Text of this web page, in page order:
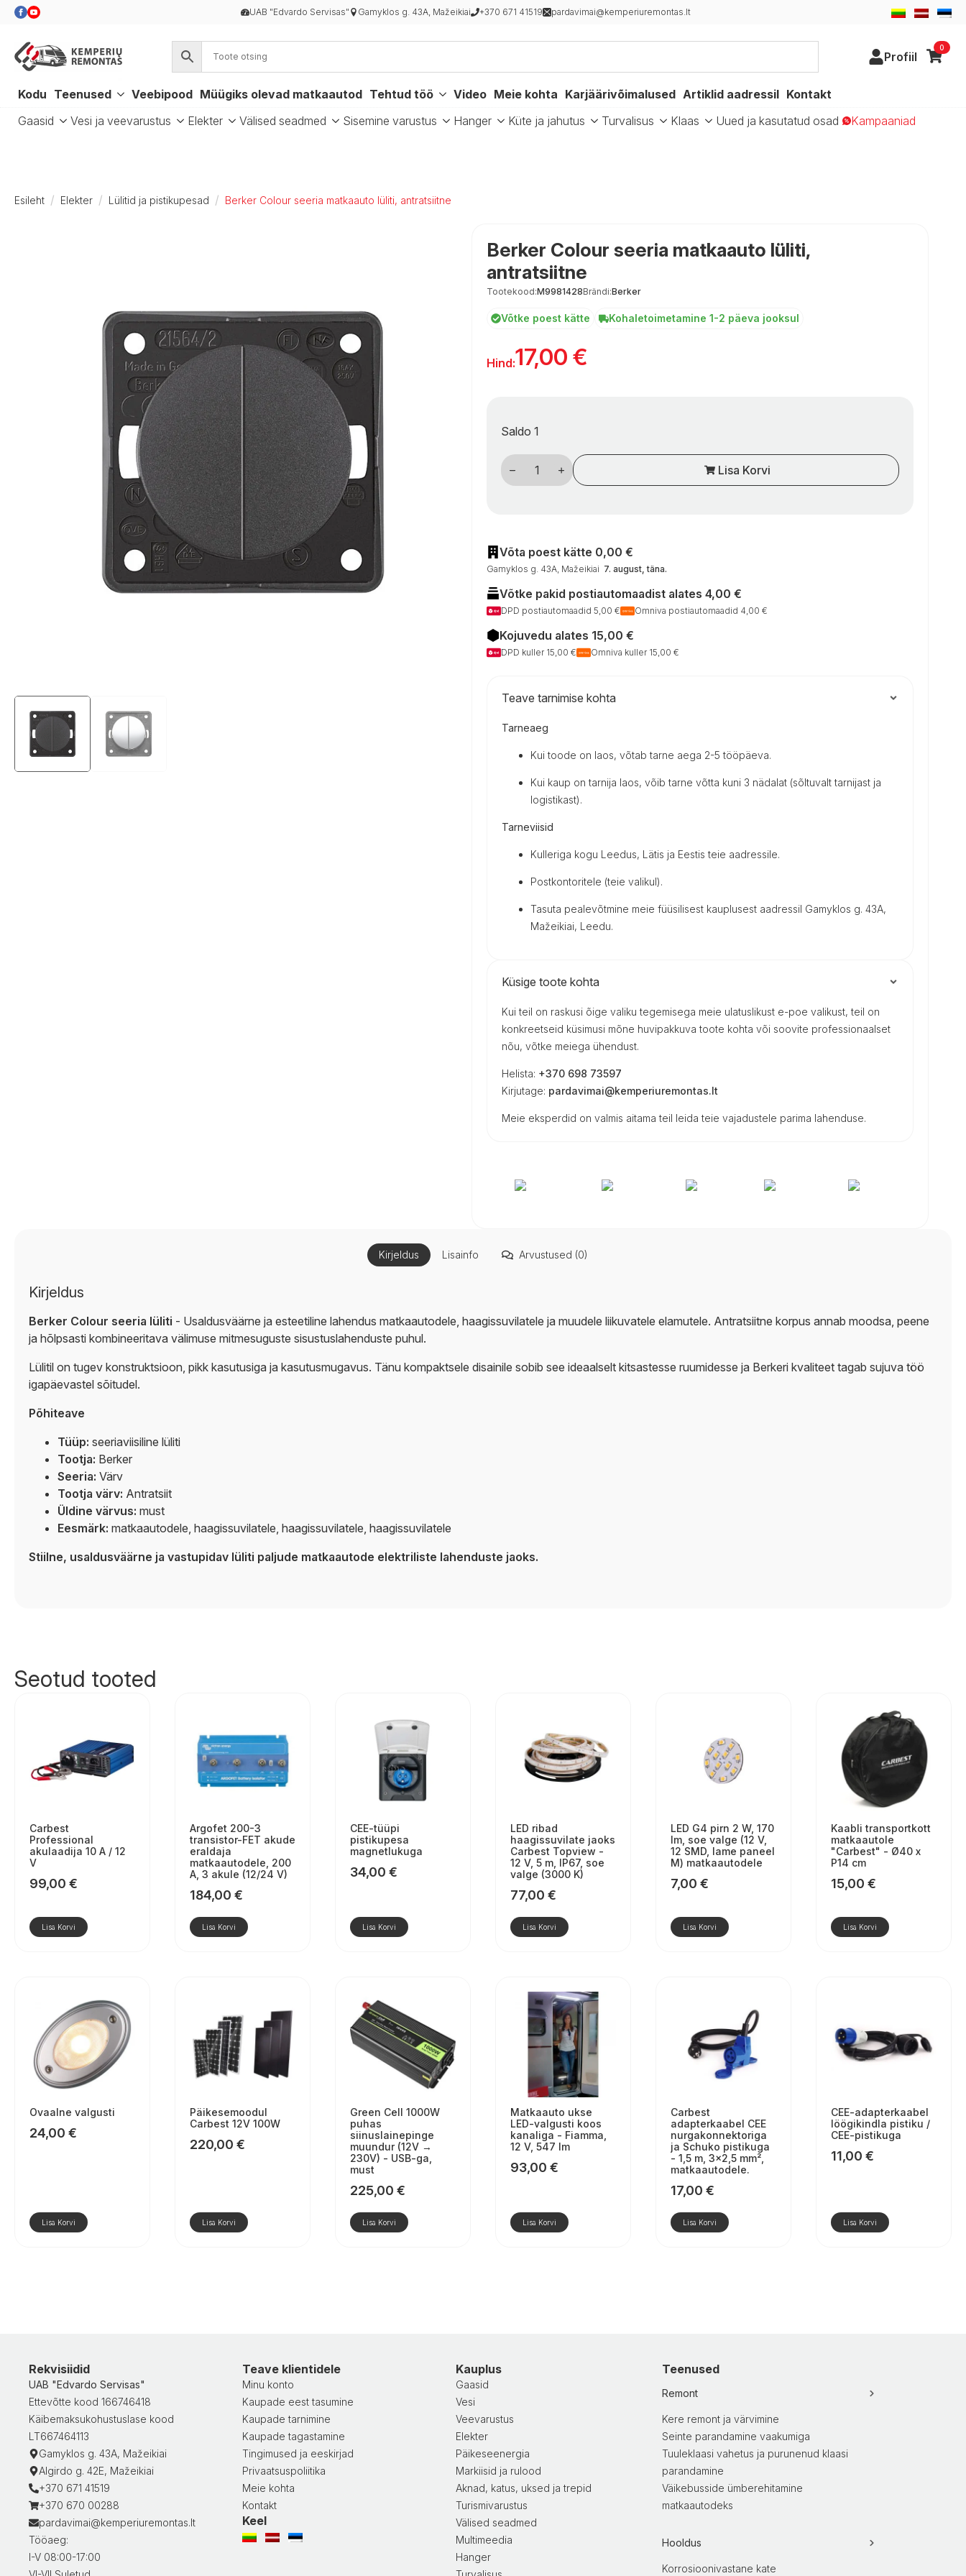
UAB "Edvardo Servisas" Gamyklos g. 43A, Mažeikiai +370 671 41519 pardavimai@kemperiuremontas.lt
Profiil
0
Kodu Teenused Veebipood Müügiks olevad matkaautod Tehtud töö Video Meie kohta Karjäärivõimalused Artiklid aadressil Kontakt
Gaasid
Vesi ja veevarustus Elekter Välised seadmed Sisemine varustus Hanger Küte ja jahutus Turvalisus Klaas Uued ja kasutatud osad Kampaaniad
Esileht Elekter Lülitid ja pistikupesad Berker Colour seeria matkaauto lüliti, antratsiitne
Berker Colour seeria matkaauto lüliti,
antratsiitne
Tootekood:M9981428Brändi:Berker
Võtke poest kätte Kohaletoimetamine 1-2 päeva jooksul
Hind:17,00 €
Saldo 1
Berker
Colour
serijos
Lisa Korvi
Võta poest kätte 0,00 €
Gamyklos g. 43A, Mažeikiai 7. august, täna.
Võtke pakid postiautomaadist alates 4,00 €
DPD postiautomaadid 5,00 € Omniva postiautomaadid 4,00 €
Kojuvedu alates 15,00 €
DPD kuller 15,00 € Omniva kuller 15,00 €
Teave tarnimise kohta
Tarneaeg
Kui toode on laos, võtab tarne aega 2-5 tööpäeva.
Kui kaup on tarnija laos, võib tarne võtta kuni 3 nädalat (sõltuvalt tarnijast ja
logistikast).
Tarneviisid
Kulleriga kogu Leedus, Lätis ja Eestis teie aadressile.
Postkontoritele (teie valikul).
Tasuta pealevõtmine meie füüsilisest kauplusest aadressil Gamyklos g. 43A,
Mažeikiai, Leedu.
Küsige toote kohta
Kui teil on raskusi õige valiku tegemisega meie ulatuslikust e-poe valikust, teil on
konkreetseid küsimusi mõne huvipakkuva toote kohta või soovite professionaalset
nõu, võtke meiega ühendust.
Helista: +370 698 73597
Kirjutage: pardavimai@kemperiuremontas.lt
Meie eksperdid on valmis aitama teil leida teie vajadustele parima lahenduse.
Kirjeldus Lisainfo Arvustused (0)
Kirjeldus
Berker Colour seeria lüliti - Usaldusväärne ja esteetiline lahendus matkaautodele, haagissuvilatele ja muudele liikuvatele elamutele. Antratsiitne korpus annab moodsa, peene
ja hõlpsasti kombineeritava välimuse mitmesuguste sisustuslahenduste puhul.
Lülitil on tugev konstruktsioon, pikk kasutusiga ja kasutusmugavus. Tänu kompaktsele disainile sobib see ideaalselt kitsastesse ruumidesse ja Berkeri kvaliteet tagab sujuva töö
igapäevastel sõitudel.
Põhiteave
Tüüp: seeriaviisiline lüliti
Tootja: Berker
Seeria: Värv
Tootja värv: Antratsiit
Üldine värvus: must
Eesmärk: matkaautodele, haagissuvilatele, haagissuvilatele, haagissuvilatele
Stiilne, usaldusväärne ja vastupidav lüliti paljude matkaautode elektriliste lahenduste jaoks.
Seotud tooted
Carbest
Professional
akulaadija 10 A / 12
V
99,00 €
Lisa Korvi
Argofet 200-3
transistor-FET akude
eraldaja
matkaautodele, 200
A, 3 akule (12/24 V)
184,00 €
Lisa Korvi
CEE-tüüpi
pistikupesa
magnetlukuga
34,00 €
Lisa Korvi
LED ribad
haagissuvilate jaoks
Carbest Topview -
12 V, 5 m, IP67, soe
valge (3000 K)
77,00 €
Lisa Korvi
LED G4 pirn 2 W, 170
lm, soe valge (12 V,
12 SMD, lame paneel
M) matkaautodele
7,00 €
Lisa Korvi
Kaabli transportkott
matkaautole
"Carbest" - Ø40 x
P14 cm
15,00 €
Lisa Korvi
Ovaalne valgusti
24,00 €
Lisa Korvi
Päikesemoodul
Carbest 12V 100W
220,00 €
Lisa Korvi
Green Cell 1000W
puhas
siinuslainepinge
muundur (12V →
230V) - USB-ga,
must
225,00 €
Lisa Korvi
Matkaauto ukse
LED-valgusti koos
kanaliga - Fiamma,
12 V, 547 lm
93,00 €
Lisa Korvi
Carbest
adapterkaabel CEE
nurgakonnektoriga
ja Schuko pistikuga
- 1,5 m, 3×2,5 mm²,
matkaautodele.
17,00 €
Lisa Korvi
CEE-adapterkaabel
löögikindla pistiku /
CEE-pistikuga
11,00 €
Lisa Korvi
Rekvisiidid
UAB "Edvardo Servisas"
Ettevõtte kood 166746418
Käibemaksukohustuslase kood
LT667464113
Gamyklos g. 43A, Mažeikiai
Algirdo g. 42E, Mažeikiai
+370 671 41519
+370 670 00288
pardavimai@kemperiuremontas.lt
Tööaeg:
I-V 08:00-17:00
Teave klientidele
Minu konto
Kaupade eest tasumine
Kaupade tarnimine
Kaupade tagastamine
Tingimused ja eeskirjad
Privaatsuspoliitika
Meie kohta
Kontakt
Keel
Kauplus
Gaasid
Vesi
Veevarustus
Elekter
Päikeseenergia
Markiisid ja rulood
Aknad, katus, uksed ja trepid
Turismivarustus
Välised seadmed
Multimeedia
Hanger
Teenused
Remont
Kere remont ja värvimine
Seinte parandamine vaakumiga
Tuuleklaasi vahetus ja purunenud klaasi
parandamine
Väikebusside ümberehitamine
matkaautodeks
Hooldus
Korrosioonivastane kate